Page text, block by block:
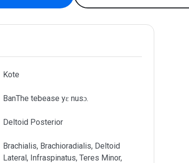
Kote
BanThe tebease yɛ nusɔ.
Deltoid Posterior
Brachialis, Brachioradialis, Deltoid
Lateral, Infraspinatus, Teres Minor,